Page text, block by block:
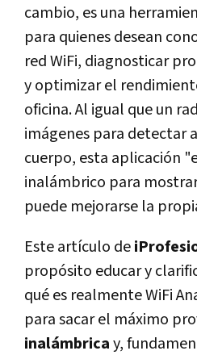
cambio, es una
para quienes desean
red WiFi, diagnosticar
y optimizar el
oficina. Al igual que un
imágenes para detectar
cuerpo, esta aplicación
inalámbrico para
puede mejorarse la
Este artículo de
propósito educar y
qué es realmente WiFi
para sacar el máximo
inalámbricay,